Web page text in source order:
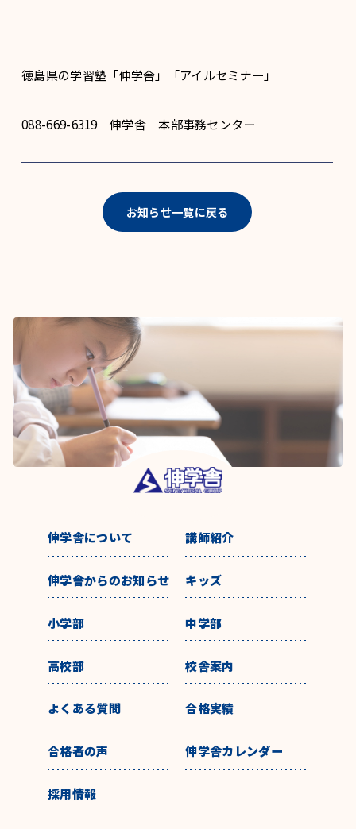
徳島県の学習塾「伸学舎」「アイルセミナー」
088-669-6319 伸学舎 本部事務センター
お知らせ一覧に戻る
伸学舎について 講師紹介
伸学舎からのお知らせ キッズ
小学部 中学部
高校部 校舎案内
よくある質問 合格実績
合格者の声 伸学舎カレンダー
採用情報